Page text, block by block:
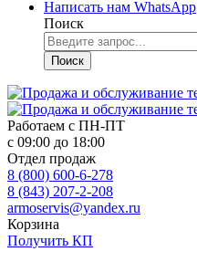
Написать нам WhatsApp
Поиск
Поиск
Работаем с ПН-ПТ
с 09:00 до 18:00
Отдел продаж
8 (800) 600-6-278
8 (843) 207-2-208
armoservis@yandex.ru
Корзина
Получить КП